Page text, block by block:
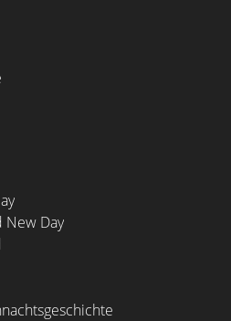
New Day